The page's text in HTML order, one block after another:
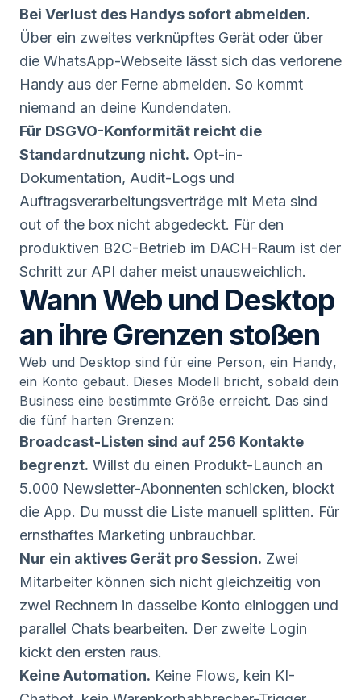
Bei Verlust des Handys sofort abmelden.
Über ein zweites verknüpftes Gerät oder über
die WhatsApp-Webseite lässt sich das verlorene
Handy aus der Ferne abmelden. So kommt
niemand an deine Kundendaten.
Für DSGVO-Konformität reicht die
Standardnutzung nicht. Opt-in-
Dokumentation, Audit-Logs und
Auftragsverarbeitungsverträge mit Meta sind
out of the box nicht abgedeckt. Für den
produktiven B2C-Betrieb im DACH-Raum ist der
Schritt zur API daher meist unausweichlich.
Wann Web und Desktop
an ihre Grenzen stoßen
Web und Desktop sind für eine Person, ein Handy,
ein Konto gebaut. Dieses Modell bricht, sobald dein
Business eine bestimmte Größe erreicht. Das sind
die fünf harten Grenzen:
Broadcast-Listen sind auf 256 Kontakte
begrenzt. Willst du einen Produkt-Launch an
5.000 Newsletter-Abonnenten schicken, blockt
die App. Du musst die Liste manuell splitten. Für
ernsthaftes Marketing unbrauchbar.
Nur ein aktives Gerät pro Session. Zwei
Mitarbeiter können sich nicht gleichzeitig von
zwei Rechnern in dasselbe Konto einloggen und
parallel Chats bearbeiten. Der zweite Login
kickt den ersten raus.
Keine Automation. Keine Flows, kein KI-